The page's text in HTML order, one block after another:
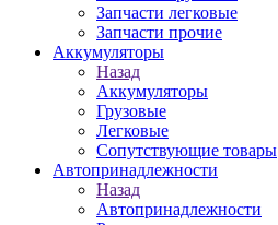
Запчасти легковые
Запчасти прочие
Аккумуляторы
Назад
Аккумуляторы
Грузовые
Легковые
Сопутствующие товары
Автопринадлежности
Назад
Автопринадлежности